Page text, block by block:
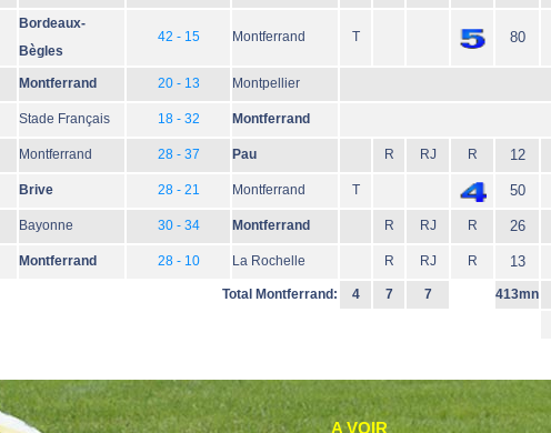
Bordeaux-
Bègles
42 - 15 Montferrand T 80
Montferrand 20 - 13 Montpellier
Stade Français 18 - 32 Montferrand
Montferrand 28 - 37 Pau R RJ R 12
Brive 28 - 21 Montferrand T 50
Bayonne 30 - 34 Montferrand R RJ R 26
Montferrand 28 - 10 La Rochelle R RJ R 13
Total Montferrand: 4 7 7 413mn
A VOIR